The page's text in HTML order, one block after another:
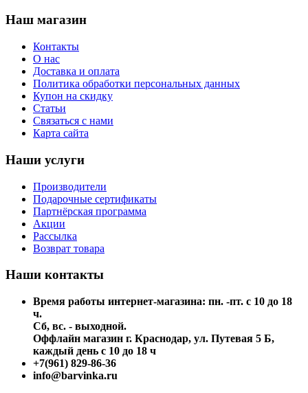
Наш магазин
Контакты
О нас
Доставка и оплата
Политика обработки персональных данных
Купон на скидку
Статьи
Связаться с нами
Карта сайта
Наши услуги
Производители
Подарочные сертификаты
Партнёрская программа
Акции
Рассылка
Возврат товара
Наши контакты
Время работы интернет-магазина: пн. -пт. с 10 до 18
ч.
Сб, вс. - выходной.
Оффлайн магазин г. Краснодар, ул. Путевая 5 Б,
каждый день с 10 до 18 ч
+7(961) 829-86-36
info@barvinka.ru